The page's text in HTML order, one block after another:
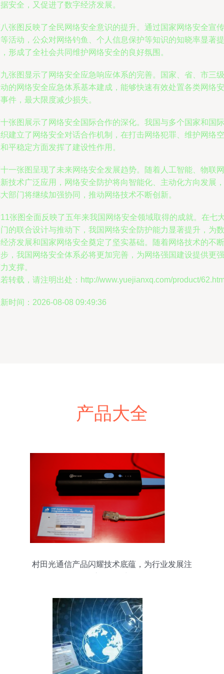
安全，又促进了数字经济发展。
张图反映了全民网络安全意识的提升。通过国家网络安全宣传
活动，公众对网络钓鱼、个人信息保护等知识的知晓率显著提
形成了全社会共同维护网络安全的良好氛围。
张图显示了网络安全应急响应体系的完善。国家、省、市三级
的网络安全应急体系基本建成，能够快速有效处置各类网络安
件，最大限度减少损失。
张图展示了网络安全国际合作的深化。我国与多个国家和国际
建立了网络安全对话合作机制，在打击网络犯罪、维护网络空
平稳定方面发挥了建设性作用。
一张图呈现了未来网络安全发展趋势。随着人工智能、物联网
技术广泛应用，网络安全防护将向智能化、主动化方向发展，
部门将继续加强协同，推动网络技术不断创新。
张图全面反映了五年来我国网络安全领域取得的成就。在七
的联合设计与推动下，我国网络安全防护能力显著提升，为数
济发展和国家网络安全奠定了坚实基础。随着网络技术的不断
，我国网络安全体系必将更加完善，为网络强国建设提供更强
支撑。
转载，请注明出处：http://www.yuejianxq.com/product/
时间：2026-08-08 09:49:36
产品大全
村田光通信产品闪耀技术底蕴，为行业发展注